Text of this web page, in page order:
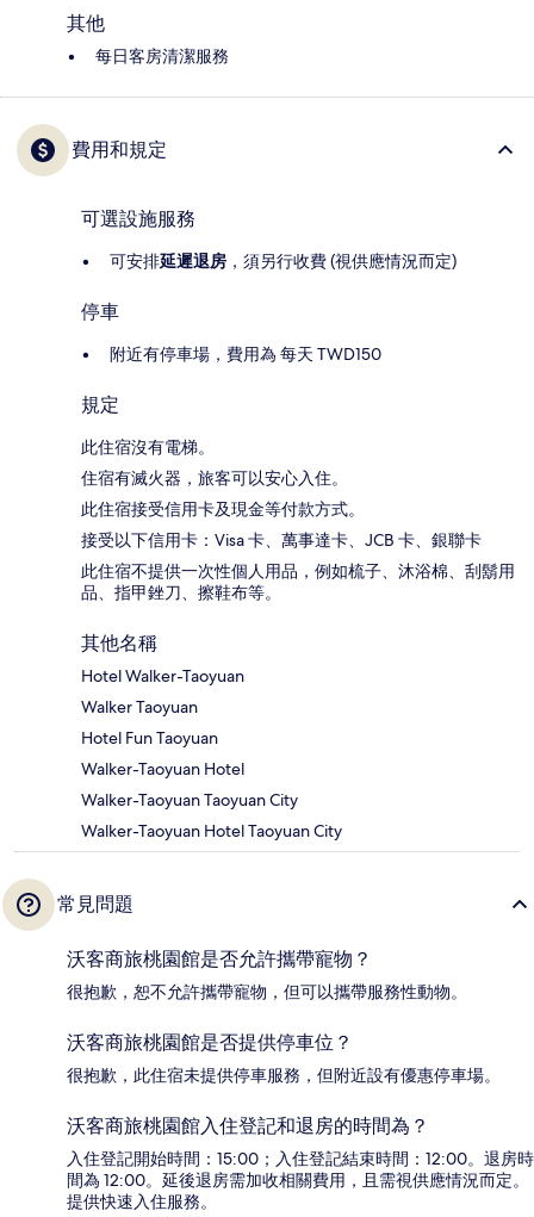
其他
每日客房清潔服務
費用和規定
可選設施服務
可安排延遲退房 ，須另行收費 (視供應情況而定)
停車
附近有停車場，費用為 每天 TWD150
規定
此住宿沒有電梯。
住宿有滅火器，旅客可以安心入住。
此住宿接受信用卡及現金等付款方式。
接受以下信用卡：Visa 卡、萬事達卡、JCB 卡、銀聯卡
此住宿不提供一次性個人用品，例如梳子、沐浴棉、刮鬍用
品、指甲銼刀、擦鞋布等。
其他名稱
Hotel Walker-Taoyuan
Walker Taoyuan
Hotel Fun Taoyuan
Walker-Taoyuan Hotel
Walker-Taoyuan Taoyuan City
Walker-Taoyuan Hotel Taoyuan City
常見問題
沃客商旅桃園館是否允許攜帶寵物？
很抱歉，恕不允許攜帶寵物，但可以攜帶服務性動物。
沃客商旅桃園館是否提供停車位？
很抱歉，此住宿未提供停車服務，但附近設有優惠停車場。
沃客商旅桃園館入住登記和退房的時間為？
入住登記開始時間：15:00；入住登記結束時間：12:00。退房時
間為 12:00。延後退房需加收相關費用，且需視供應情況而定。
提供快速入住服務。